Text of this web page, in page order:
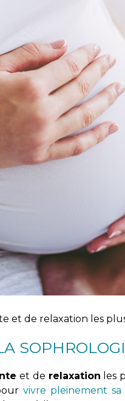
et de relaxation les
et de relaxation les
vivre pleinement sa